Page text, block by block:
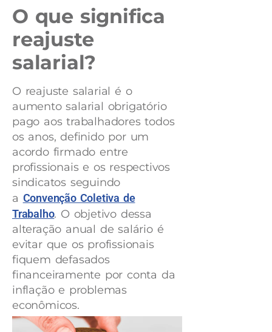
O que significa
reajuste
salarial?
O reajuste salarial é o
aumento salarial obrigatório
pago aos trabalhadores todos
os anos, definido por um
acordo firmado entre
profissionais e os respectivos
sindicatos seguindo
a Convenção Coletiva de
Trabalho. O objetivo dessa
alteração anual de salário é
evitar que os profissionais
fiquem defasados
financeiramente por conta da
inflação e problemas
econômicos.